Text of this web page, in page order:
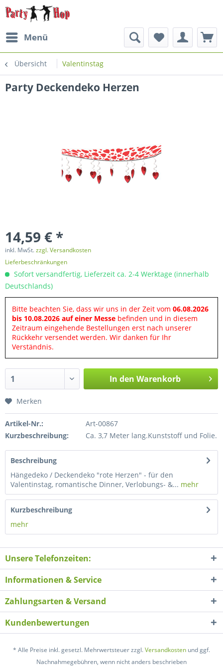
Menü
Übersicht Valentinstag
Party Deckendeko Herzen
14,59 € *
inkl. MwSt.zzgl. Versandkosten
Lieferbeschränkungen
Sofort versandfertig, Lieferzeit ca. 2-4 Werktage (innerhalb
Deutschlands)
Bitte beachten Sie, dass wir uns in der Zeit vom 06.08.2026
bis 10.08.2026 auf einer Messe befinden und in diesem
Zeitraum eingehende Bestellungen erst nach unserer
Rückkehr versendet werden. Wir danken für Ihr
Verständnis.
In den Warenkorb
Merken
Artikel-Nr.:
Art-00867
Kurzbeschreibung:
Ca. 3,7 Meter lang.Kunststoff und Folie.
Beschreibung
Hängedeko / Deckendeko "rote Herzen" - für den
Valentinstag, romantische Dinner, Verlobungs- &... mehr
Kurzbeschreibung
mehr
Unsere Telefonzeiten:
Informationen & Service
Zahlungsarten & Versand
Kundenbewertungen
* Alle Preise inkl. gesetzl. Mehrwertsteuer zzgl.Versandkosten und ggf.
Nachnahmegebühren, wenn nicht anders beschrieben